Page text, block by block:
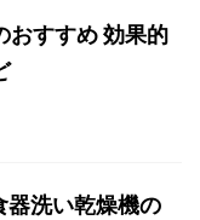
おすすめ 効果的
器洗い乾燥機の